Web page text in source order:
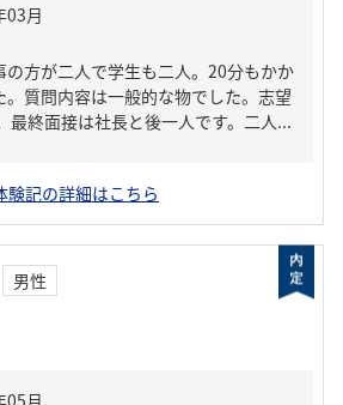
の方が二人で学生も二人。20分もかか
。質問内容は一般的な物でした。志望
最終面接は社長と後一人です。二人...
験記の詳細はこちら
男性